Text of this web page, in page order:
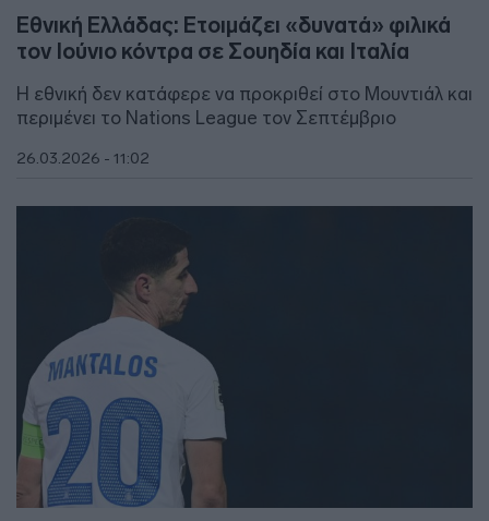
Εθνική Ελλάδας: Ετοιμάζει «δυνατά» φιλικά
τον Ιούνιο κόντρα σε Σουηδία και Ιταλία
Η εθνική δεν κατάφερε να προκριθεί στο Μουντιάλ και
περιμένει το Nations League τον Σεπτέμβριο
26.03.2026 - 11:02